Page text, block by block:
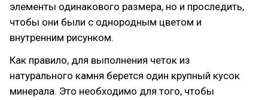
элементы одинакового размера, но и проследить,
чтобы они были с однородным цветом и
внутренним рисунком.
Как правило, для выполнения четок из
натурального камня берется один крупный кусок
минерала. Это необходимо для того, чтобы